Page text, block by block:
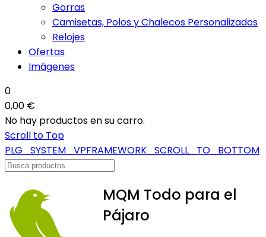
Gorras
Camisetas, Polos y Chalecos Personalizados
Relojes
Ofertas
Imágenes
0
0,00 €
No hay productos en su carro.
Scroll to Top
PLG_SYSTEM_VPFRAMEWORK_SCROLL_TO_BOTTOM
MQM Todo para el
Pájaro